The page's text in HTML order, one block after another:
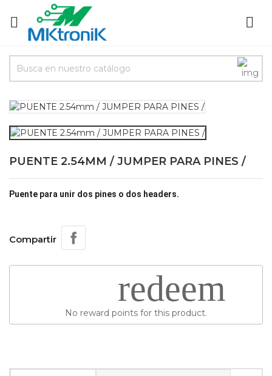
 
PUENTE 2.54MM / JUMPER PARA PINES /
Puente para unir dos pines o dos headers.
Compartir
redeem
No reward points for this product.